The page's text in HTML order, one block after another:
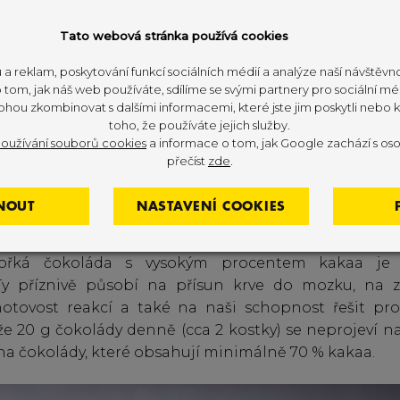
jsou přítomny zejména vitaminy řady B,
C.
čokoláda
bohatým zdrojem antioxidantů a
onemocnění
. Při její konzumaci uvolňuje také náš
čokoláda s vysokým procentem kakaa je
příznivě působí na přísun krve do mozku, na
reakcí a také na naši schopnost řešit
20 g čokolády denně (cca 2 kostky) se neprojeví na
čokolády, které obsahují minimálně 70 % kakaa.
Tato webová stránka používá cookies
a reklam, poskytování funkcí sociálních médií a analýze naší
jak náš web používáte, sdílíme se svými partnery pro sociální
zkombinovat s dalšími informacemi, které jste jim poskytli nebo
toho, že používáte jejich služby.
souborů cookiesa informace o tom, jak Google zachází s
přečíst zde
NASTAVENÍ COOKIES